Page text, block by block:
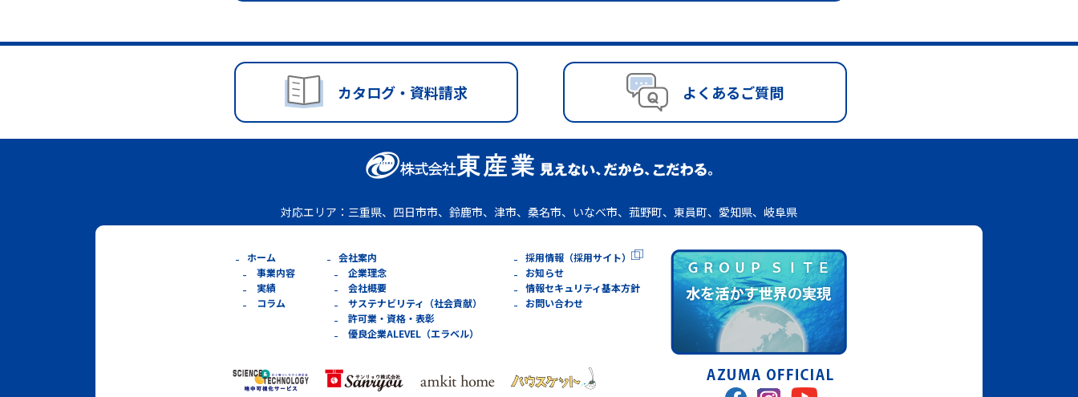
カタログ・資料請求 よくあるご質問
対応エリア： 三重県、四日市市、鈴鹿市、津市、桑名市、いなべ市、菰野町、東員町、愛知県、岐阜県
ホーム
事業内容
実績
コラム
会社案内
企業理念
会社概要
サステナビリティ（社会貢献）
許可業・資格・表彰
優良企業ALEVEL（エラベル）
採用情報（採用サイト）
お知らせ
情報セキュリティ基本方針
お問い合わせ